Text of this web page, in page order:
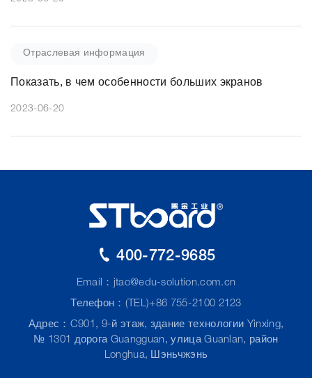
Отраслевая информация
Показать, в чем особенности больших экранов
2023-06-20
400-772-9685
Email： jtao@edu-solution.com.cn
Телефон：(TEL)+86 755-2100 2123
Адрес：C901, 9-й этаж, здание технологии Yinxing,
№ 1301 дорога Guangguan, улица Guanlan, район
Longhua, Шэньчжэнь